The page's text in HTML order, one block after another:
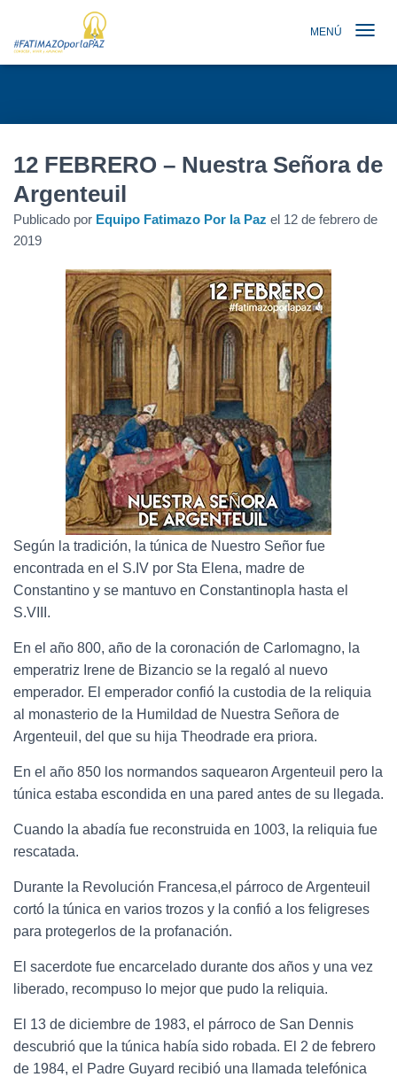
MENÚ
12 FEBRERO – Nuestra Señora de
Argenteuil
Publicado por Equipo Fatimazo Por la Paz el 12 de febrero de
2019
Según la tradición, la túnica de Nuestro Señor fue
encontrada en el S.IV por Sta Elena, madre de
Constantino y se mantuvo en Constantinopla hasta el
S.VIII.
En el año 800, año de la coronación de Carlomagno, la
emperatriz Irene de Bizancio se la regaló al nuevo
emperador. El emperador confió la custodia de la reliquia
al monasterio de la Humildad de Nuestra Señora de
Argenteuil, del que su hija Theodrade era priora.
En el año 850 los normandos saquearon Argenteuil pero la
túnica estaba escondida en una pared antes de su llegada.
Cuando la abadía fue reconstruida en 1003, la reliquia fue
rescatada.
Durante la Revolución Francesa,el párroco de Argenteuil
cortó la túnica en varios trozos y la confió a los feligreses
para protegerlos de la profanación.
El sacerdote fue encarcelado durante dos años y una vez
liberado, recompuso lo mejor que pudo la reliquia.
El 13 de diciembre de 1983, el párroco de San Dennis
descubrió que la túnica había sido robada. El 2 de febrero
de 1984, el Padre Guyard recibió una llamada telefónica